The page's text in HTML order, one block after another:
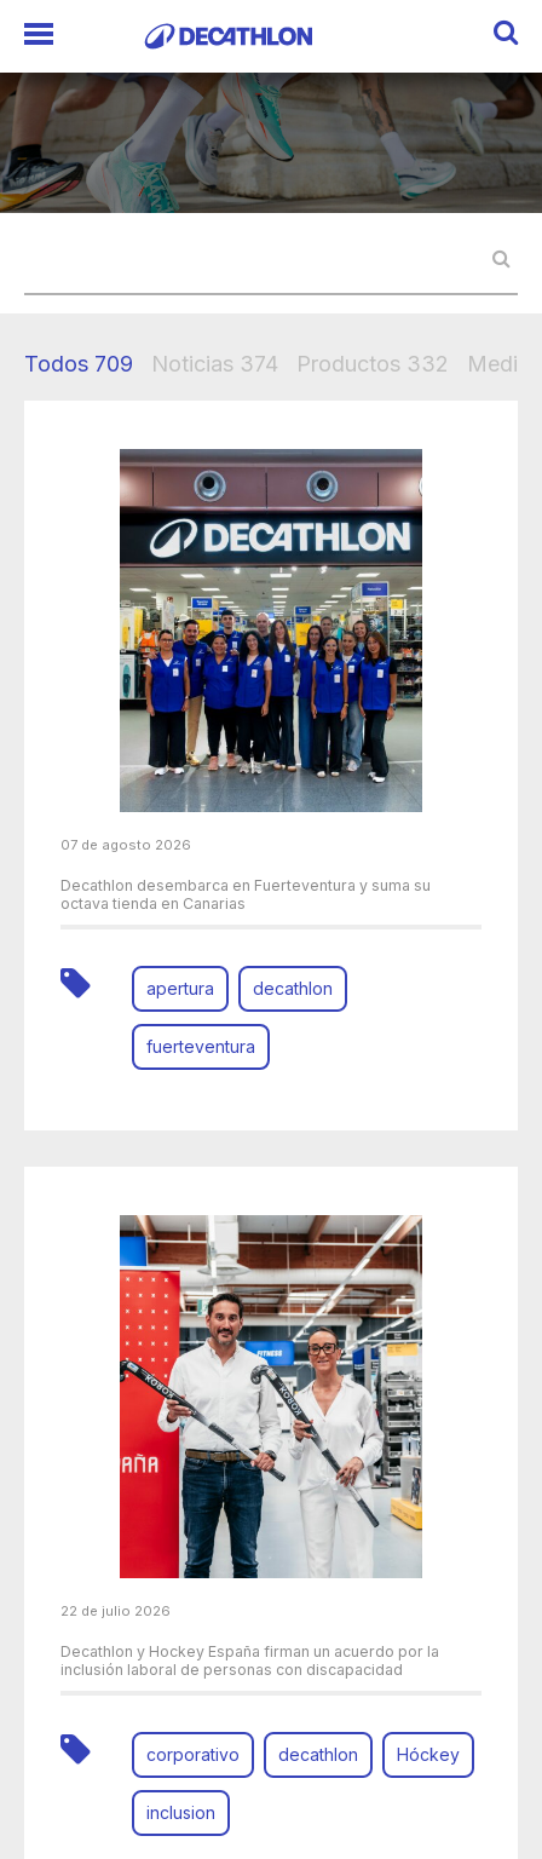
Todos 709 Noticias 374 Productos 332
07 de agosto 2026
Decathlon desembarca en Fuerteventura y suma su
octava tienda en Canarias
apertura decathlon
fuerteventura
22 de julio 2026
Decathlon y Hockey España firman un acuerdo por la
inclusión laboral de personas con discapacidad
corporativo decathlon Hóckey
inclusion